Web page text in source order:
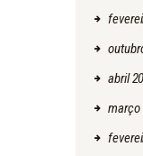
abril
março